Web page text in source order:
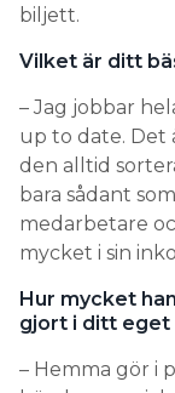
biljett.
Vilket är ditt
– Jag jobbar
up to date. Det
den alltid
bara sådant
medarbetare
mycket i sin
Hur mycket
gjort i ditt eget
– Hemma gör i